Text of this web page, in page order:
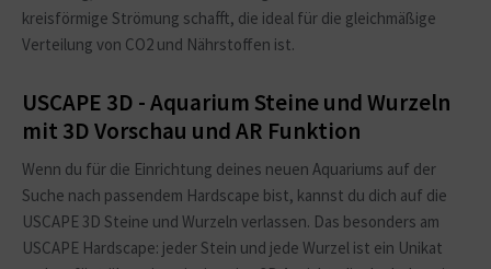
kreisförmige Strömung schafft, die ideal für die gleichmäßige
Verteilung von CO2 und Nährstoffen ist.
USCAPE 3D - Aquarium Steine und Wurzeln
mit 3D Vorschau und AR Funktion
Wenn du für die Einrichtung deines neuen Aquariums auf der
Suche nach passendem Hardscape bist, kannst du dich auf die
USCAPE 3D Steine und Wurzeln verlassen. Das besonders am
USCAPE Hardscape: jeder Stein und jede Wurzel ist ein Unikat